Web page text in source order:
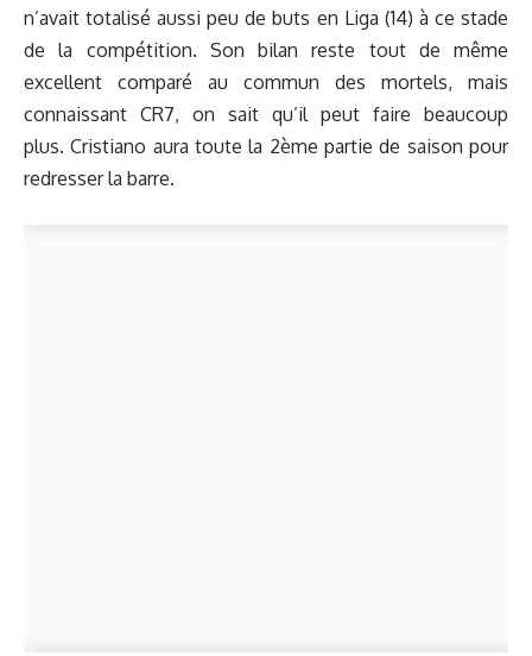
n’avait totalisé aussi peu de buts en Liga (14) à ce stade
de la compétition. Son bilan reste tout de même
excellent comparé au commun des mortels, mais
connaissant CR7, on sait qu’il peut faire beaucoup
plus. Cristiano aura toute la 2ème partie de saison pour
redresser la barre.